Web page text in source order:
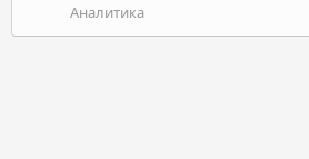
Аналитика